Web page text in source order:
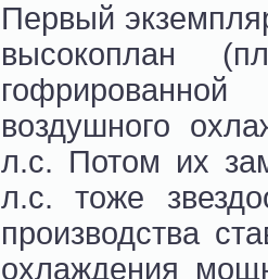
Первый
воздушного
л.с. Потом их
л.с. тоже
производства
охлаждения